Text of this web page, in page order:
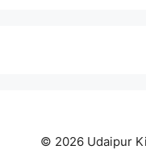
© 2026 Udaipur